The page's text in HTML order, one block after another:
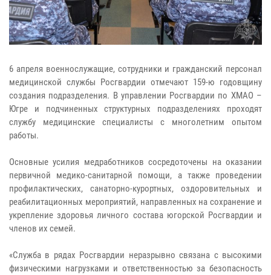
6 апреля военнослужащие, сотрудники и гражданский персонал
медицинской службы Росгвардии отмечают 159-ю годовщину
создания подразделения. В управлении Росгвардии по ХМАО –
Югре и подчиненных структурных подразделениях проходят
службу медицинские специалисты с многолетним опытом
работы.
Основные усилия медработников сосредоточены на оказании
первичной медико-санитарной помощи, а также проведении
профилактических, санаторно-курортных, оздоровительных и
реабилитационных мероприятий, направленных на сохранение и
укрепление здоровья личного состава югорской Росгвардии и
членов их семей.
«Служба в рядах Росгвардии неразрывно связана с высокими
физическими нагрузками и ответственностью за безопасность